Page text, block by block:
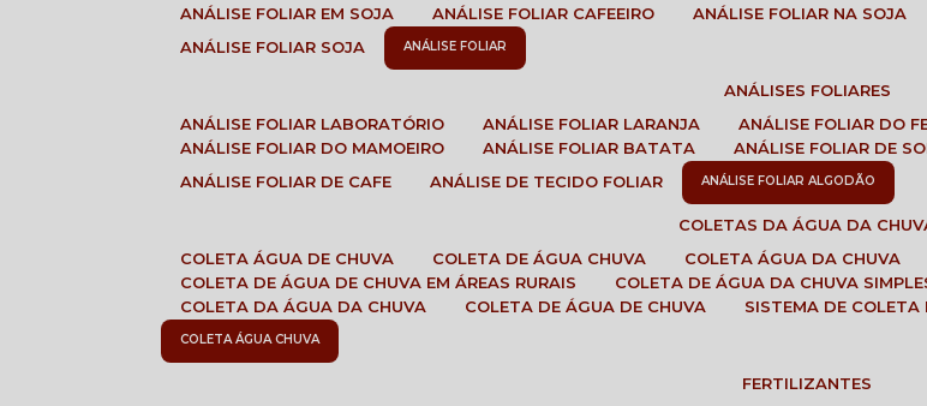
ANÁLISE FOLIAR EM SOJA
ANÁLISE FOLIAR CAFEEIRO ANÁLISE FOLIAR NA SOJA
ANÁLISE FOLIAR SOJA
ANÁLISE FOLIAR
ANÁLISES FOLIARES
ANÁLISE FOLIAR LABORATÓRIO
ANÁLISE FOLIAR LARANJA ANÁLISE FOLIAR DO
ANÁLISE FOLIAR DO MAMOEIRO
ANÁLISE FOLIAR BATATA ANÁLISE FOLIAR DE
ANÁLISE FOLIAR DE CAFE
ANÁLISE DE TECIDO FOLIAR ANÁLISE FOLIAR ALGODÃO
COLETAS DA ÁGUA DA
COLETA ÁGUA DE CHUVA
COLETA DE ÁGUA CHUVA COLETA ÁGUA DA CHUVA
COLETA DE ÁGUA DE CHUVA EM ÁREAS RURAIS
COLETA DE ÁGUA DA CHUVA
COLETA DA ÁGUA DA CHUVA
COLETA DE ÁGUA DE CHUVA SISTEMA DE
COLETA ÁGUA CHUVA
FERTILIZANTES